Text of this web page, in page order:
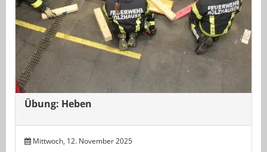
Übung: Heben
Mittwoch, 12. November 2025